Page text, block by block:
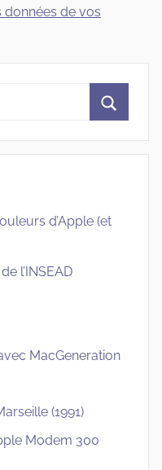
de vos
d’Apple (et
l’INSEAD
MacGeneration
(1991)
Modem 300